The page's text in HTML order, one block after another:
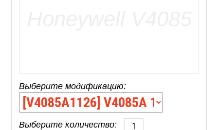
Выберите модификацию:
Выберите количество: